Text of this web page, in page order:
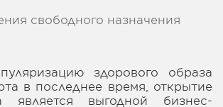
свободного назначения
здорового образа
в последнее время, открытие
является выгодной бизнес-